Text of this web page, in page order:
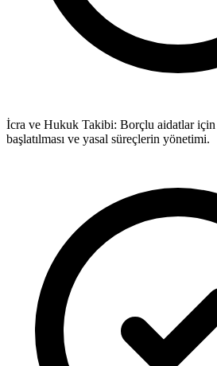
İcra ve Hukuk Takibi: Borçlu aidatlar
başlatılması ve yasal süreçlerin yönetimi.